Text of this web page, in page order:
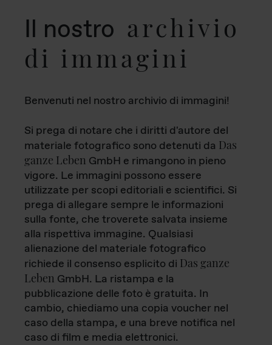
Il nostro archivio
di immagini
Benvenuti nel nostro archivio di immagini!
Si prega di notare che i diritti d'autore del
materiale fotografico sono detenuti da Das
ganze Leben GmbH e rimangono in pieno
vigore. Le immagini possono essere
utilizzate per scopi editoriali e scientifici. Si
prega di allegare sempre le informazioni
sulla fonte, che troverete salvata insieme
alla rispettiva immagine. Qualsiasi
alienazione del materiale fotografico
richiede il consenso esplicito di Das ganze
Leben GmbH. La ristampa e la
pubblicazione delle foto è gratuita. In
cambio, chiediamo una copia voucher nel
caso della stampa, e una breve notifica nel
caso di film e media elettronici.